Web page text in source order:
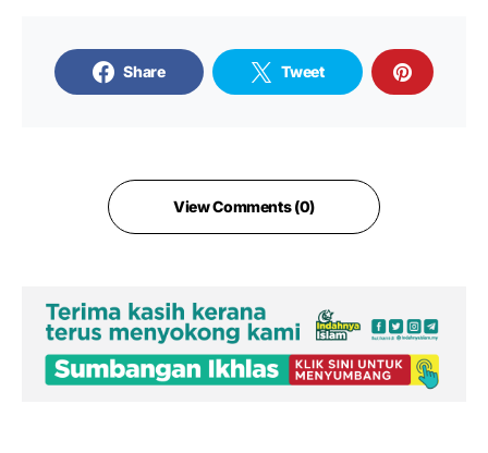
Share Tweet
View Comments (0)